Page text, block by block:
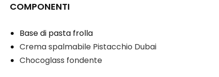
COMPONENTI
Base di pasta frolla
Crema spalmabile Pistacchio Dubai
Chocoglass fondente